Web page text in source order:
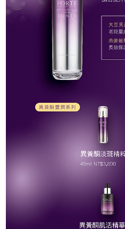
時審查核予不同之上限額度；若仍
請求用戶進行身份認證。
５．嚴禁一人註冊多個帳號或使用
恩沛科技股份有限公司將有權停止
每筆NT$90，滿NT$1,000(含以
每筆NT$90，滿NT$1,000(含
每筆NT$90，滿NT$1,000(含以